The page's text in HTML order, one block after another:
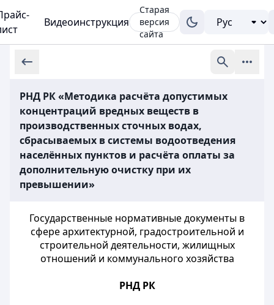
Видеоинструкция
Старая
версия
сайта
РНД РК «Методика расчёта допустимых
концентраций вредных веществ в
производственных сточных водах,
сбрасываемых в системы водоотведения
населённых пунктов и расчёта оплаты за
дополнительную очистку при их
превышении»
Государственные нормативные документы в
сфере архитектурной, градостроительной и
строительной деятельности, жилищных
отношений и коммунального хозяйства
РНД РК